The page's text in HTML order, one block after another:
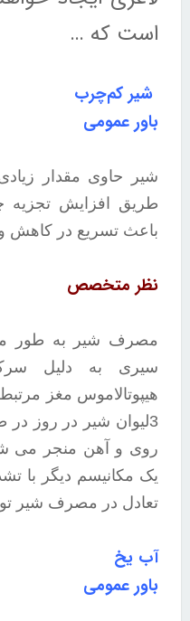
است که …
شیر کم‌چرب
باور عمومی
شیر حاوی مقدار
طریق افزایش
باعث تسریع در کاهش
نظر متخصص
مصرف شیر به طور
سیری به دلیل
هیپوتالاموس مغز
3لیوان شیر در روز
روی و آهن منجر می
یک مکانیسم دیگر با
تعادل در مصرف شیر
آب یخ
باور عمومی